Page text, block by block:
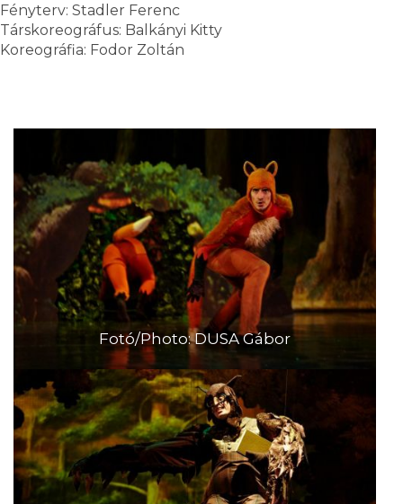
Fényterv: Stadler Ferenc
Társkoreográfus: Balkányi Kitty
Koreográfia: Fodor Zoltán
Fotó/Photo: DUSA Gábor